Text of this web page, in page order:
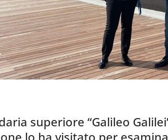
superiore “Galileo